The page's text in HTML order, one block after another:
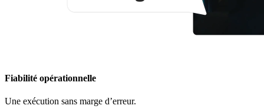
Fiabilité opérationnelle
Une exécution sans marge d’erreur.